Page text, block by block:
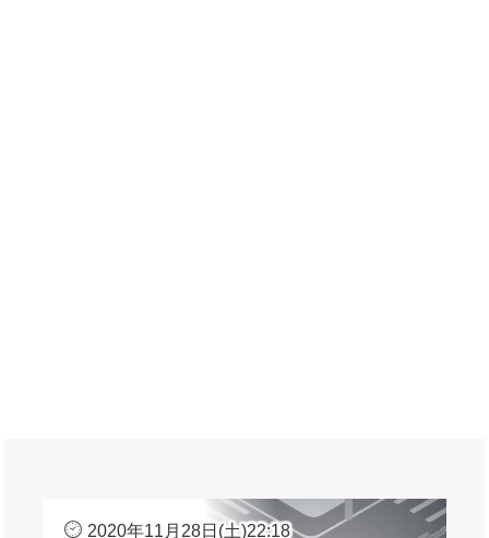
2020年11月28日(土)22:18